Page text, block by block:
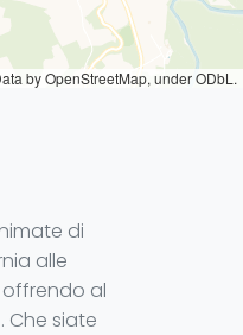
by OpenStreetMap, under ODbL.
di
alle
al
Che siate